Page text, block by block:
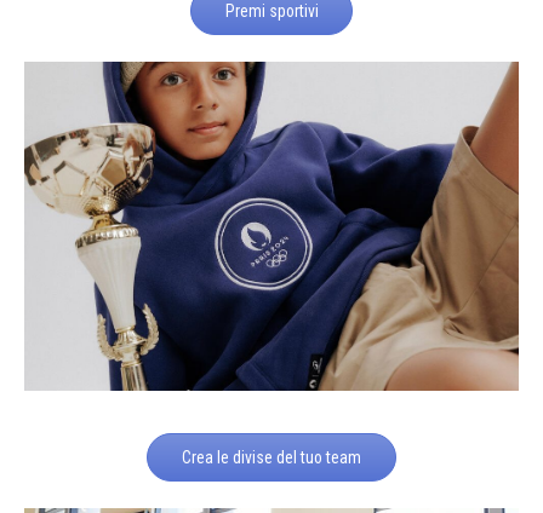
Premi sportivi
Crea le divise del tuo team